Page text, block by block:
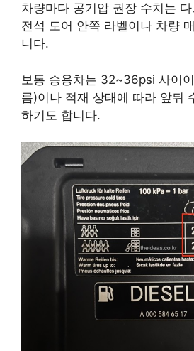
차량마다 공기압 권장 수치는
전석 도어 안쪽 라벨이나 차량
니다.
보통 승용차는 32~36psi 사이
름)이나 적재 상태에 따라 앞뒤
하기도 합니다.